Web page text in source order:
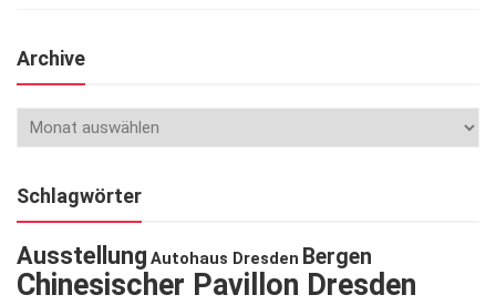
Archive
Schlagwörter
Ausstellung Autohaus Dresden Bergen
Chinesischer Pavillon Dresden